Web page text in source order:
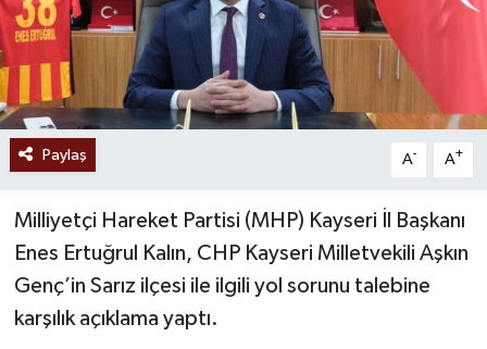
Paylaş A- A+
Milliyetçi Hareket Partisi (MHP) Kayseri İl Başkanı
Enes Ertuğrul Kalın, CHP Kayseri Milletvekili Aşkın
Genç’in Sarız ilçesi ile ilgili yol sorunu talebine
karşılık açıklama yaptı.